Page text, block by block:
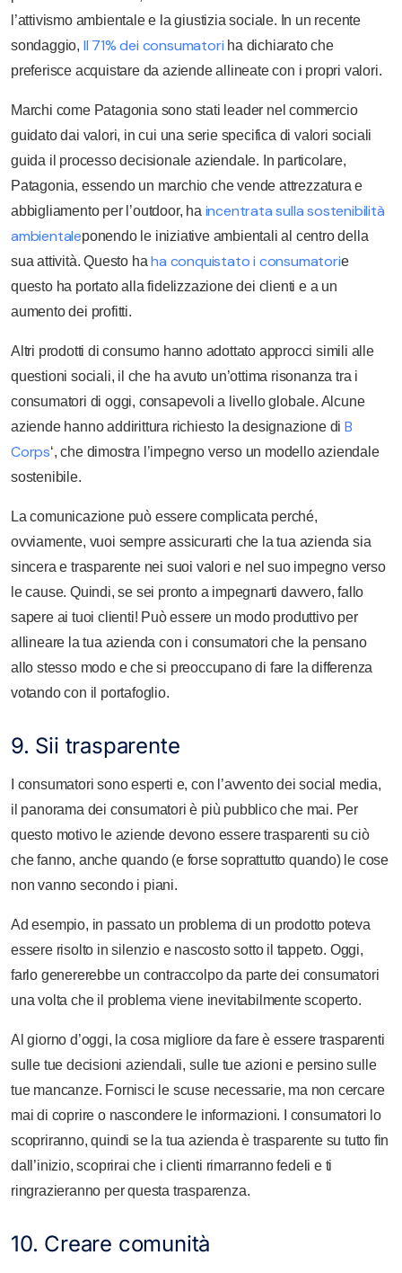
l’attivismo ambientale e la giustizia sociale. In un recente
sondaggio, Il 71% dei consumatori ha dichiarato che
preferisce acquistare da aziende allineate con i propri valori.
Marchi come Patagonia sono stati leader nel commercio
guidato dai valori, in cui una serie specifica di valori sociali
guida il processo decisionale aziendale. In particolare,
Patagonia, essendo un marchio che vende attrezzatura e
abbigliamento per l’outdoor, ha incentrata sulla sostenibilità
ambientaleponendo le iniziative ambientali al centro della
sua attività. Questo haha conquistato i consumatorie
questo ha portato alla fidelizzazione dei clienti e a un
aumento dei profitti.
Altri prodotti di consumo hanno adottato approcci simili alle
questioni sociali, il che ha avuto un’ottima risonanza tra i
consumatori di oggi, consapevoli a livello globale. Alcune
aziende hanno addirittura richiesto la designazione di B
Corps‘, che dimostra l’impegno verso un modello aziendale
sostenibile.
La comunicazione può essere complicata perché,
ovviamente, vuoi sempre assicurarti che la tua azienda sia
sincera e trasparente nei suoi valori e nel suo impegno verso
le cause. Quindi, se sei pronto a impegnarti davvero, fallo
sapere ai tuoi clienti! Può essere un modo produttivo per
allineare la tua azienda con i consumatori che la pensano
allo stesso modo e che si preoccupano di fare la differenza
votando con il portafoglio.
9. Sii trasparente
I consumatori sono esperti e, con l’avvento dei social media,
il panorama dei consumatori è più pubblico che mai. Per
questo motivo le aziende devono essere trasparenti su ciò
che fanno, anche quando (e forse soprattutto quando) le cose
non vanno secondo i piani.
Ad esempio, in passato un problema di un prodotto poteva
essere risolto in silenzio e nascosto sotto il tappeto. Oggi,
farlo genererebbe un contraccolpo da parte dei consumatori
una volta che il problema viene inevitabilmente scoperto.
Al giorno d’oggi, la cosa migliore da fare è essere trasparenti
sulle tue decisioni aziendali, sulle tue azioni e persino sulle
tue mancanze. Fornisci le scuse necessarie, ma non cercare
mai di coprire o nascondere le informazioni. I consumatori lo
scopriranno, quindi se la tua azienda è trasparente su tutto fin
dall’inizio, scoprirai che i clienti rimarranno fedeli e ti
ringrazieranno per questa trasparenza.
10. Creare comunità